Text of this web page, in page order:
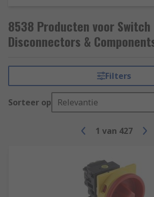
8538 Producten voor Switch
Disconnectors &
Filters
Sorteer op Relevantie
1 van 427